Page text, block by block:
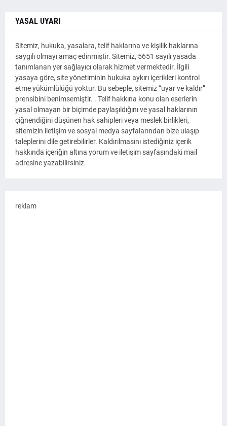
YASAL UYARI
Sitemiz, hukuka, yasalara, telif haklarına ve kişilik haklarına
saygılı olmayı amaç edinmiştir. Sitemiz, 5651 sayılı yasada
tanımlanan yer sağlayıcı olarak hizmet vermektedir. İlgili
yasaya göre, site yönetiminin hukuka aykırı içerikleri kontrol
etme yükümlülüğü yoktur. Bu sebeple, sitemiz “uyar ve kaldır”
prensibini benimsemiştir. . Telif hakkına konu olan eserlerin
yasal olmayan bir biçimde paylaşıldığını ve yasal haklarının
çiğnendiğini düşünen hak sahipleri veya meslek birlikleri,
sitemizin iletişim ve sosyal medya sayfalarından bize ulaşıp
taleplerini dile getirebilirler. Kaldırılmasını istediğiniz içerik
hakkında içeriğin altına yorum ve iletişim sayfasındaki mail
adresine yazabilirsiniz.
reklam